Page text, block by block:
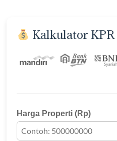
Kalkulator KPR
Harga Properti (Rp)